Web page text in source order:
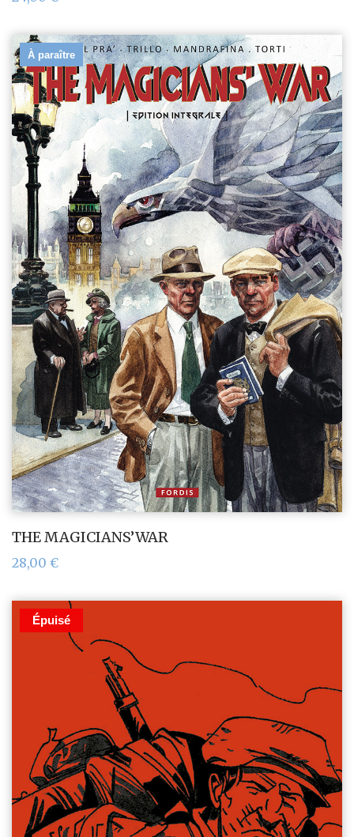
À paraître
THE MAGICIANS’WAR
28,00 €
Épuisé